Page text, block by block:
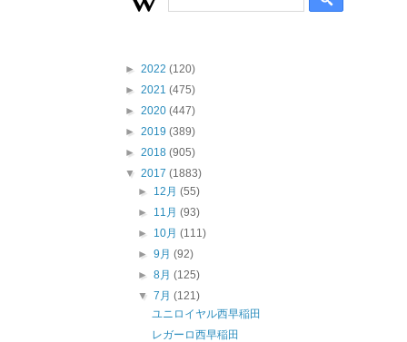
► 2022 (120)
► 2021 (475)
► 2020 (447)
► 2019 (389)
► 2018 (905)
▼ 2017 (1883)
► 12月(55)
► 11月(93)
► 10月(111)
►9月(92)
►8月(125)
▼7月(121)
ユニロイヤル西早稲田
レガーロ西早稲田